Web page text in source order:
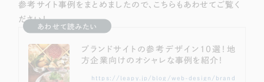
参考サイト事例をまとめましたので、こちらもあわせてご覧く
ださい！
ブランドサイトの参考デザイン10選！地
方企業向けのオシャレな事例を紹介！
https://leapy.jp/blog/web-design/brand
あわせて読みたい